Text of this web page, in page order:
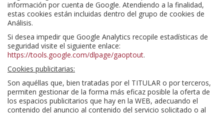
información por cuenta de Google. Atendiendo a la finalidad,
estas cookies están incluidas dentro del grupo de cookies de
Análisis.
Si desea impedir que Google Analytics recopile estadísticas de
seguridad visite el siguiente enlace:
https://tools.google.com/dlpage/gaoptout.
Cookies publicitarias:
Son aquéllas que, bien tratadas por el TITULAR o por terceros,
permiten gestionar de la forma más eficaz posible la oferta de
los espacios publicitarios que hay en la WEB, adecuando el
contenido del anuncio al contenido del servicio solicitado o al